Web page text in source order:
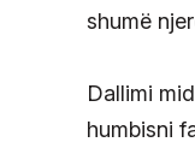
shumë
Dallimi
humbisni